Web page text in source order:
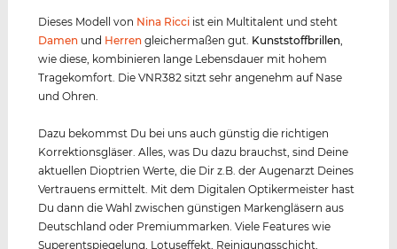
Dieses Modell von Nina Ricci ist ein Multitalent und steht
Damen und Herren gleichermaßen gut. Kunststoffbrillen
wie diese, kombinieren lange Lebensdauer mit hohem
Tragekomfort. Die VNR382 sitzt sehr angenehm auf Nase
und Ohren.
Dazu bekommst Du bei uns auch günstig die richtigen
Korrektionsgläser. Alles, was Du dazu brauchst, sind Deine
aktuellen Dioptrien Werte, die Dir z.B. der Augenarzt Deines
Vertrauens ermittelt. Mit dem Digitalen Optikermeister hast
Du dann die Wahl zwischen günstigen Markengläsern aus
Deutschland oder Premiummarken. Viele Features wie
Superentspiegelung, Lotuseffekt, Reinigungsschicht,